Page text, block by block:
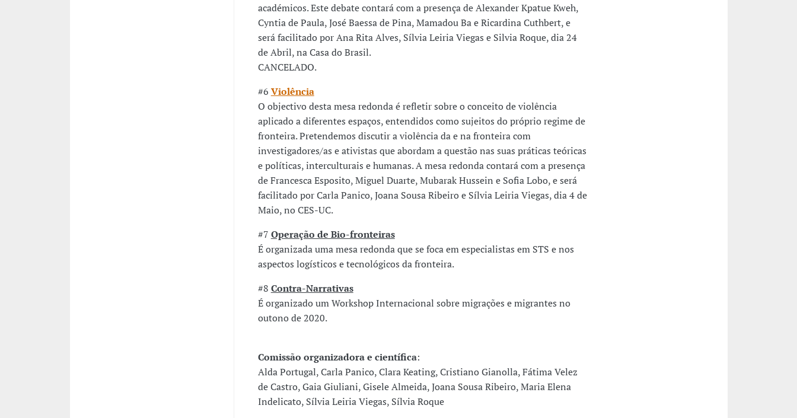
académicos. Este debate contará com a presença de Alexander Kpatue Kweh,
Cyntia de Paula, José Baessa de Pina, Mamadou Ba e Ricardina Cuthbert, e
será facilitado por Ana Rita Alves, Sílvia Leiria Viegas e Silvia Roque, dia 24
de Abril, na Casa do Brasil.
CANCELADO.
#6 Violência
O objectivo desta mesa redonda é refletir sobre o conceito de violência
aplicado a diferentes espaços, entendidos como sujeitos do próprio regime de
fronteira. Pretendemos discutir a violência da e na fronteira com
investigadores/as e ativistas que abordam a questão nas suas práticas teóricas
e políticas, interculturais e humanas. A mesa redonda contará com a presença
de Francesca Esposito, Miguel Duarte, Mubarak Hussein e Sofia Lobo, e será
facilitado por Carla Panico, Joana Sousa Ribeiro e Sílvia Leiria Viegas, dia 4 de
Maio, no CES-UC.
#7 Operação de Bio-fronteiras
É organizada uma mesa redonda que se foca em especialistas em STS e nos
aspectos logísticos e tecnológicos da fronteira.
#8 Contra-Narrativas
É organizado um Workshop Internacional sobre migrações e migrantes no
outono de 2020.
Comissão organizadora e científica:
Alda Portugal, Carla Panico, Clara Keating, Cristiano Gianolla, Fátima Velez
de Castro, Gaia Giuliani, Gisele Almeida, Joana Sousa Ribeiro, Maria Elena
Indelicato, Sílvia Leiria Viegas, Sílvia Roque